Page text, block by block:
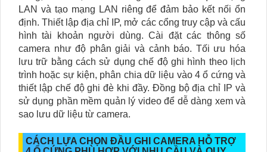
LAN và tạo mạng LAN riêng để đảm bảo kết nối ổn
định. Thiết lập địa chỉ IP, mở các cổng truy cập và cấu
hình tài khoản người dùng. Cài đặt các thông số
camera như độ phân giải và cảnh báo. Tối ưu hóa
lưu trữ bằng cách sử dụng chế độ ghi hình theo lịch
trình hoặc sự kiện, phân chia dữ liệu vào 4 ổ cứng và
thiết lập chế độ ghi đè khi đầy. Đồng bộ địa chỉ IP và
sử dụng phần mềm quản lý video để dễ dàng xem và
sao lưu dữ liệu từ camera.
CÁCH LỰA CHỌN ĐẦU GHI CAMERA HỖ TRỢ